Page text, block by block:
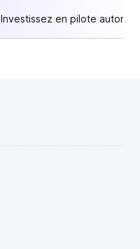
Investissez en pilote